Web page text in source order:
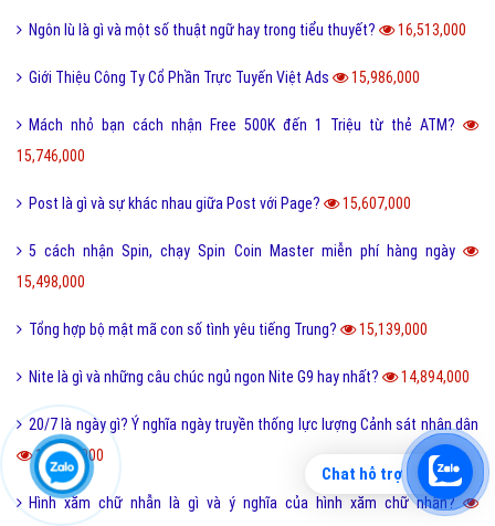
Ngôn lù là gì và một số thuật ngữ hay trong tiểu thuyết? 16,513,000
Giới Thiệu Công Ty Cổ Phần Trực Tuyến Việt Ads 15,986,000
Mách nhỏ bạn cách nhận Free 500K đến 1 Triệu từ thẻ ATM?
15,746,000
Post là gì và sự khác nhau giữa Post với Page? 15,607,000
5 cách nhận Spin, chạy Spin Coin Master miễn phí hàng ngày
15,498,000
Tổng hợp bộ mật mã con số tình yêu tiếng Trung? 15,139,000
Nite là gì và những câu chúc ngủ ngon Nite G9 hay nhất? 14,894,000
20/7 là ngày gì? Ý nghĩa ngày truyền thống lực lượng Cảnh sát nhân dân
14,862,000
Hình xăm chữ nhẫn là gì và ý nghĩa của hình xăm chữ nhẫn?
Chat hỗ trợ